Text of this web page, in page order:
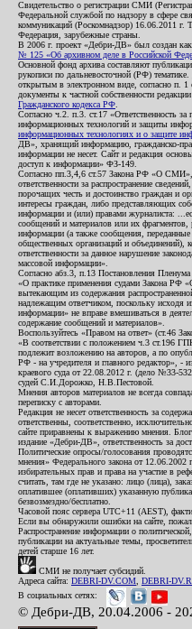
Свидетельство о регистрации СМИ
Федеральной службой по надзору в сфере
коммуникаций (Роскомнадзор) 16.06.2011 г.
Федерация, зарубежные страны.
В 2006 г. проект «Дебри-ДВ» был создан
№ 125 «Об архивном деле в Российской
Основной фонд архива составляют
рукописи по дальневосточной (РФ)
открытым в электронном виде, согласно п.
документы к частной собственности
Гражданского кодекса РФ
Согласно ч.2. п.3. ст.17 «Ответственность
информационных технологий и защиты
информационных технологиях и о защите
ДВ», хранящий информацию, гражданско-
информации не несет. Сайт и редакция
доступ к информации» ФЗ-149.
Согласно пп.3,4,6 ст.57 Закона РФ «О СМИ»,
ответственности за распространение
порочащих честь и достоинство граждан и
интересы граждан, либо представляющих
информации и (или) правами журналиста:
сообщений и материалов или их фрагментов,
информации (а также сообщения, переданные
общественных организаций и объединений),
ответственности за данное нарушение
массовой информации».
Согласно абз.3, п.13 Постановления
«О практике применения судами Закона РФ
вытекающим из содержания
надлежащим ответчиком, поскольку исходя
информации» не вправе вмешиваться в
содержание сообщений и материалов».
Воспользуйтесь «Правом на ответ» (ст.46
«В соответствии с положением ч.3 ст.196
подлежит возложению на авторов, а по
РФ - на учредителя и главного редактор», -
краевого суда от 22.08.2012 г. (дело №33-
судей С.И.Дорожко, Н.В.Пестовой.
Мнения авторов материалов не всегда
переписку с авторами.
Редакция не несет ответственность за
ответственны, соответственно,
сайте приравнены к выражению мнения.
издание «Дебри-ДВ», ответственность за
Политические опросы/голосования
мнения» Федерального закона от
избирательных прав и права на участие в
считать, там где не указано: лицо (лица),
оплатившее (оплативших) указанную
безвозмездно/бесплатно.
Часовой пояс сервера UTC+11 (AEST),
Если вы обнаружили ошибки на сайте,
Распространение информации о
публикации на актуальные темы,
детей старше 16 лет.
СМИ не получает субсидий.
Адреса сайта: DEBRI-DV.COM DEBRI-
В социальных сетях:
© Дебри-ДВ, 20.04.2006 -